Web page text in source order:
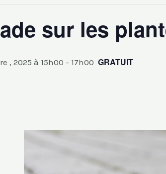
sur les
, 2025 à 15h00 - 17h00 GRATUIT